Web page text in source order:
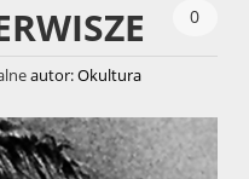
0
autor:Okultura